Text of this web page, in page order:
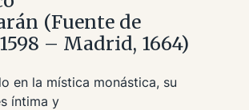
(Fuente de
– Madrid, 1664)
en la mística monástica, su
íntima y